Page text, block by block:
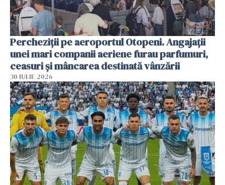
Percheziții pe aeroportul Otopeni. Angajații
unei mari companii aeriene furau parfumuri,
ceasuri și mâncarea destinată vânzării
30 IULIE 2026